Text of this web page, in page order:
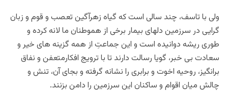
ولی با تاسف، چند سالی است که گیاه زهرآگین تعصب و قوم و زبان
گرایی در سرزمین دلهای بیمار برخی از هموطنان ما لانه کرده و
طوری ریشه دوانیده است و این جماعتِ از همه گزینه های خیر و
سعادت بی خبر، گویا رسالت دارند تا با ترویج افکارمتعفن و نفاق
برانگیز، روحیه اخوت و برابری را نشانه گرفته و بجای آن، تنش و
چالش میان اقوام و ساکنان این سرزمین را دامن بزنند.